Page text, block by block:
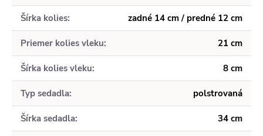
Šírka kolies: zadné 14 cm / predné 12 cm
Priemer kolies vleku: 21 cm
Šírka kolies vleku: 8 cm
Typ sedadla: polstrovaná
Šírka sedadla: 34 cm